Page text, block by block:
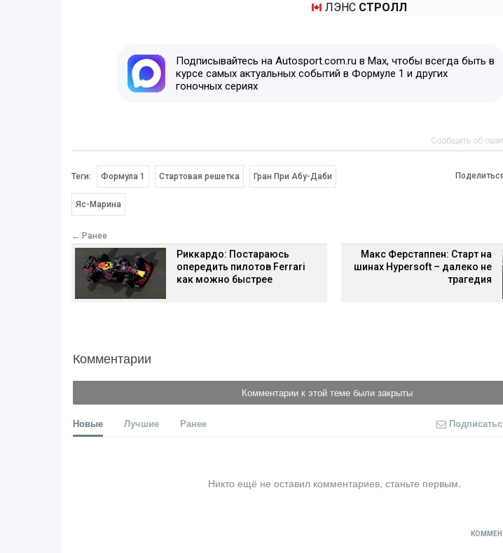
ЛЭНС СТРОЛЛ
Подписывайтесь на Autosport.com.ru в Max, чтобы всегда быть в
курсе самых актуальных событий в Формуле 1 и других
гоночных сериях
Сообщить об
Теги: Формула 1 Стартовая решетка Гран При Абу-Даби
Яс-Марина
← Ранее
Риккардо: Постараюсь
опередить пилотов Ferrari
как можно быстрее
Макс Ферстаппен: Старт на
шинах Hypersoft – далеко не
трагедия
Комментарии
Комментарии к этой теме были закрыты
Новые Лучшие Ранее
Никто ещё не оставил комментариев, станьте первым.